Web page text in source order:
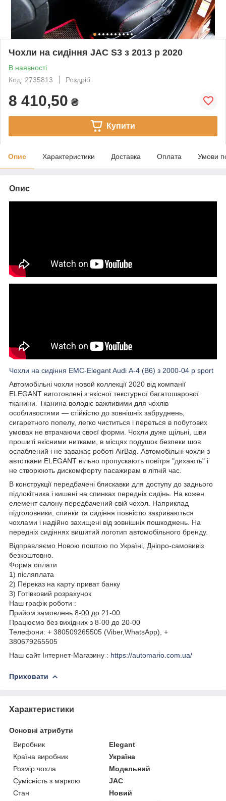
Чохли на сидіння JAC S3 з 2013 р 2020
В наявності
Код: 2735813
Роздріб
8 410,50 ₴
Купити
Опис Характеристики Доставка Оплата Умови
Опис
Чохли на сидіння EMC-Elegant Audi А-4 (B6) з 2000-04 р sport
Автомобільні чохли новой коллекції 2020 від компанії
ELEGANT виготовлені з якісної текстурної багатошарової
тканини. Тканина володіє важливими для чохлів
особливостями — стійкістю до зовнішніх забруднень,
сигаретного попелу, легко чиститься і переться в побутових
умовах не втрачаючи своєї форми. Чохли дуже щільні, шви
прошиті якісними нитками, в місцях подушок безпеки шов
ослаблений і не заважає роботі AirBag. Автомобільні чохли з
автоткани ELEGANT вільно пропускають повітря "дихають" і
не створюють дискомфорту пасажирам в літній час.
В конструкції передбачені блискавки для доступу до заднього
підлокітника і кишені на спинках передніх сидінь. На кожен
елемент салону передбачений свій чохол. Наприклад
підголовники, спинки та сидіння повністю закриваються
чохлами і надійно захищені від зовнішніх пошкоджень. На
передніх сидіннях вишитий логотип автомобільного бренду.
Відправляємо Новою поштою по Україні, Дніпро-самовивіз
безкоштовно.
Форма оплати
1) післяплата
2) Переказ на карту приват банку
3) Готівковий розрахунок
Наш графік роботи :
Прийом замовлень 8-00 до 21-00
Працюємо без вихідних з 8-00 до 20-00
Телефони: + 380509265505 (Viber,WhatsApp), +
380679265505
Наш сайт Інтернет-Магазину : https://automario.com.ua/
Приховати
Характеристики
Основні атрибути
Виробник
Elegant
Країна виробник
Україна
Розмір чохла
Модельний
Сумісність з маркою
JAC
Стан
Новий